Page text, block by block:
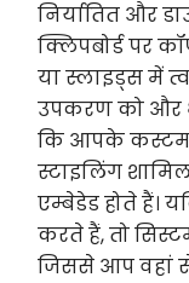
निर्यातित और
क्लिपबोर्ड पर
या स्लाइड्स में
उपकरण को और
कि आपके
स्टाइलिंग
एम्बेडेड होते हैं।
करते हैं, तो
जिससे आप वहां